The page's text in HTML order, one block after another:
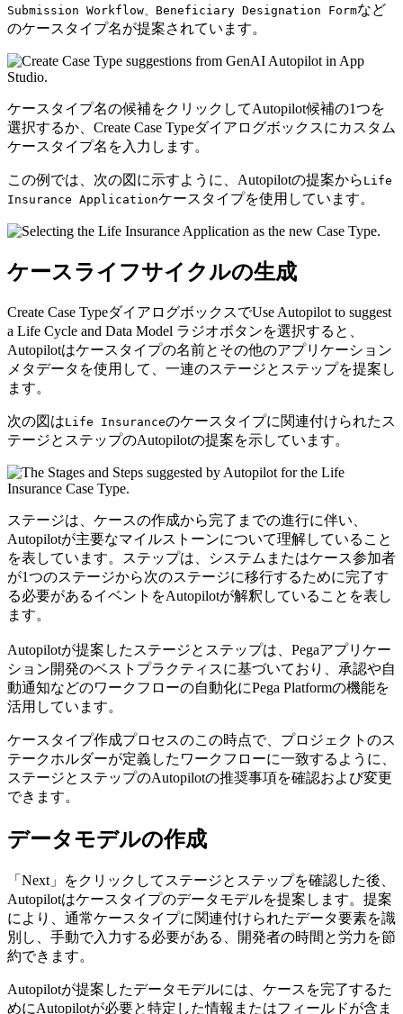
Submission Workflow、Beneficiary Designation Formなど
のケースタイプ名が提案されています。
ケースタイプ名の候補をクリックしてAutopilot候補の1つを
選択するか、 Create Case Typeダイアログボックスにカスタム
ケースタイプ名を入力します。
この例では、次の図に示すように、Autopilotの提案から Life
Insurance Applicationケースタイプを使用しています。
ケースライフサイクルの生成
Create Case TypeダイアログボックスでUse Autopilot to suggest
a Life Cycle and Data Model ラジオボタンを選択すると、
Autopilotはケースタイプの名前とその他のアプリケーション
メタデータを使用して、一連のステージとステップを提案し
ます。
次の図はLife Insuranceのケースタイプに関連付けられたス
テージとステップのAutopilotの提案を示しています。
ステージは、ケースの作成から完了までの進行に伴い、
Autopilotが主要なマイルストーンについて理解していること
を表しています。ステップは、システムまたはケース参加者
が1つのステージから次のステージに移行するために完了す
る必要があるイベントをAutopilotが解釈していることを表し
ます。
Autopilotが提案したステージとステップは、Pegaアプリケー
ション開発のベストプラクティスに基づいており、承認や自
動通知などのワークフローの自動化にPega Platformの機能を
活用しています。
ケースタイプ作成プロセスのこの時点で、プロジェクトのス
テークホルダーが定義したワークフローに一致するように、
ステージとステップのAutopilotの推奨事項を確認および変更
できます。
データモデルの作成
「Next」をクリックしてステージとステップを確認した後、
Autopilotはケースタイプのデータモデルを提案します。提案
により、通常ケースタイプに関連付けられたデータ要素を識
別し、手動で入力する必要がある、開発者の時間と労力を節
約できます。
Autopilotが提案したデータモデルには、ケースを完了するた
めにAutopilotが必要と特定した情報またはフィールドが含ま